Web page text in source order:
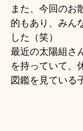
また、今回のお
的もあり、みん
した（笑）
最近の太陽組さ
を持っていて、
図鑑を見ている